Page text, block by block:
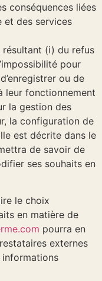
conséquences liées
et des services
résultant (i) du refus
pour
d’enregistrer ou de
leur fonctionnement
la gestion des
la configuration de
est décrite dans le
de savoir de
ses souhaits en
le choix
en matière de
pourra en
externes
informations